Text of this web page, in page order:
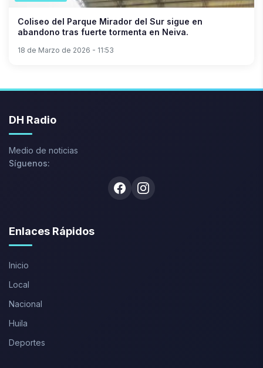
Coliseo del Parque Mirador del Sur sigue en
abandono tras fuerte tormenta en Neiva.
18 de Marzo de 2026 - 11:53
DH Radio
Medio de noticias
Síguenos:
FacebookInstagram
Enlaces Rápidos
Inicio
Local
Nacional
Huila
Deportes